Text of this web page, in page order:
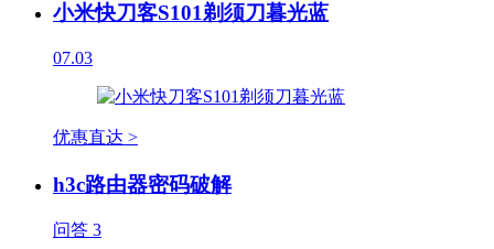
小米快刀客S101剃须刀暮光蓝
07.03
优惠直达 >
h3c路由器密码破解
问答 3